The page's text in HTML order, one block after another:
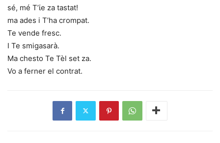
sé, mé T’ίe za tastat!
ma ades i T’ha crompat.
Te vende fresc.
I Te smigasarà.
Ma chesto Te Tèl set za.
Vo a ferner el contrat.